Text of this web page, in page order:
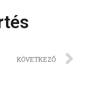
KÖVETKEZŐ